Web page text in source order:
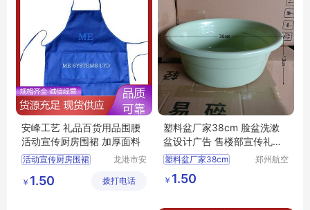
安峰工艺 礼品百货用品围腰
活动宣传厨房围裙 加厚面料
活动宣传厨房围裙
印字工作服围裙
龙港市安
品厂（个
￥ 1.50 拨打电话
塑料盆厂家38cm 脸盆洗漱
盆设计广告 售楼部宣传礼品
摆地摊
塑料盆厂家38cm
脸盆洗漱盆设计广告
售楼部宣传礼品摆地摊
郑州航空
￥ 1.50